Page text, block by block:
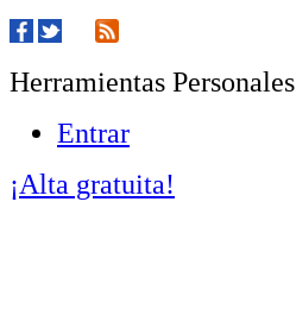
Herramientas Personales
Entrar
¡Alta gratuita!